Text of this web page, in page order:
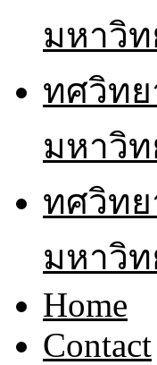
มหาวิ
ทศวิทย
มหาวิ
ทศวิทย
มหาวิ
Home
Contact